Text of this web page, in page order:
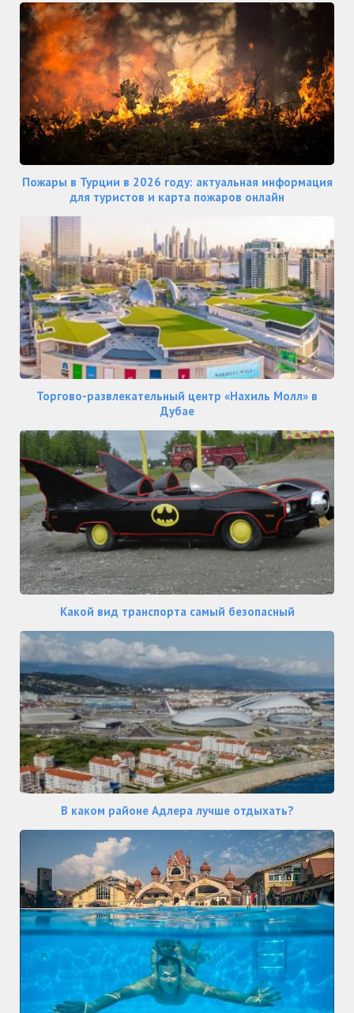
Пожары в Турции в 2026 году: актуальная информация
для туристов и карта пожаров онлайн
Торгово-развлекательный центр «Нахиль Молл» в
Дубае
Какой вид транспорта самый безопасный
В каком районе Адлера лучше отдыхать?